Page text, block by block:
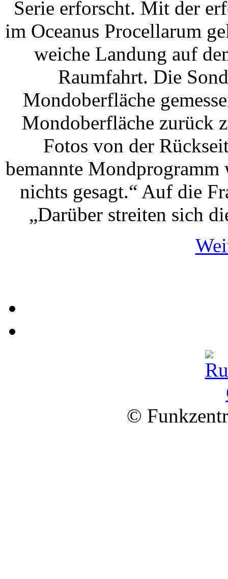
Serie erforscht. Mit der
im Oceanus Procellarum
weiche Landung auf
Raumfahrt. Die
Mondoberfläche
Mondoberfläche zurück
Fotos von der
bemannte
nichts gesagt.“ Auf die
„Darüber streiten sich
©